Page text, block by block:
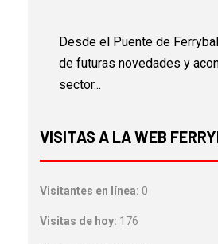
Desde el Puente de
de futuras novedades y
sector...
VISITAS A LA WEB
Visitantes en línea: 0
Visitas de hoy: 176